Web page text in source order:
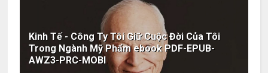
Kinh Tế - Công Ty Tôi Giữ Cuộc Đời Của Tôi
Trong Ngành Mỹ Phẩm ebook PDF-EPUB-
AWZ3-PRC-MOBI